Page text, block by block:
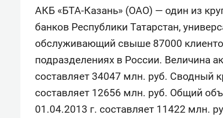
АКБ «БТА-Казань» (ОАО) — один из
банков Республики Татарстан,
обслуживающий свыше 87000
подразделениях в России. Величина
составляет 34047 млн. руб. Сводный
составляет 12656 млн. руб. Общий
01.04.2013 г. составляет 11422 млн.